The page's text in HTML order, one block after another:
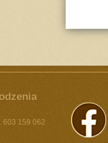
603 159 062